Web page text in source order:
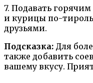
7. Подавать
и курицы по-
друзьями.
Подсказка: Для
также добавить
вашему вкусу.